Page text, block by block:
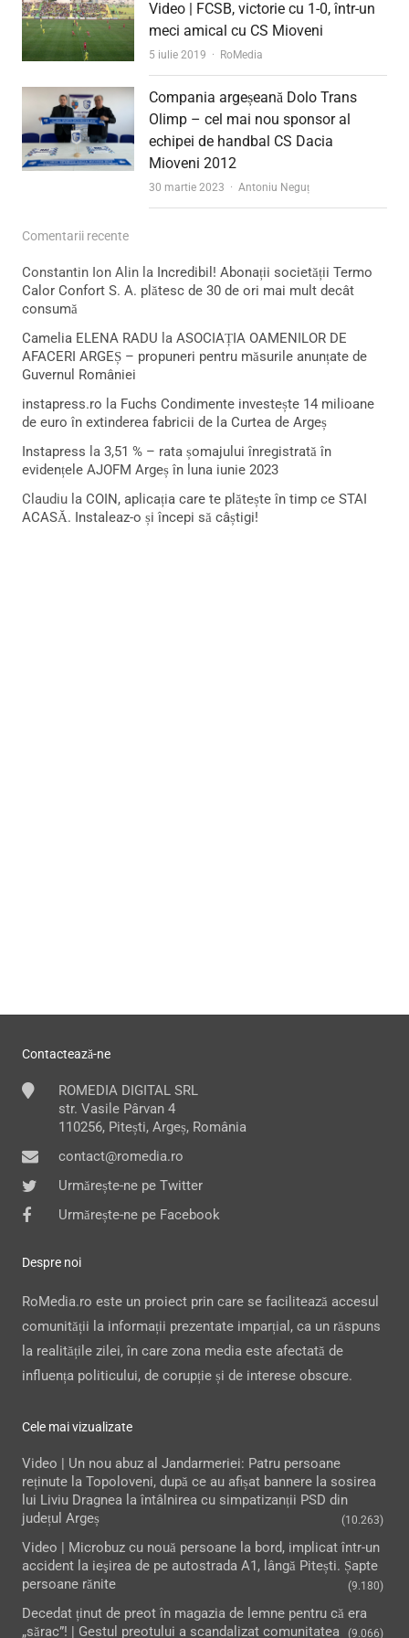
Video | FCSB, victorie cu 1-0, într-un
meci amical cu CS Mioveni
5 iulie 2019 Author
RoMedia
Compania argeșeană Dolo Trans
Olimp – cel mai nou sponsor al
echipei de handbal CS Dacia
Mioveni 2012
30 martie 2023 Author
Antoniu Neguț
Comentarii recente
Constantin Ion Alin la Incredibil! Abonații societății Termo
Calor Confort S. A. plătesc de 30 de ori mai mult decât
consumă
Camelia ELENA RADU la ASOCIAȚIA OAMENILOR DE
AFACERI ARGEȘ – propuneri pentru măsurile anunțate de
Guvernul României
instapress.ro la Fuchs Condimente investește 14 milioane
de euro în extinderea fabricii de la Curtea de Argeș
Instapress la 3,51 % – rata șomajului înregistrată în
evidențele AJOFM Argeș în luna iunie 2023
Claudiu la COIN, aplicația care te plătește în timp ce STAI
ACASĂ. Instaleaz-o și începi să câștigi!
Contactează-ne
ROMEDIA DIGITAL SRL
str. Vasile Pârvan 4
110256, Pitești, Argeș, România
contact@romedia.ro
Urmărește-ne pe Twitter
Urmărește-ne pe Facebook
Despre noi
RoMedia.ro este un proiect prin care se facilitează accesul
comunității la informații prezentate imparțial, ca un răspuns
la realitățile zilei, în care zona media este afectată de
influența politicului, de corupție și de interese obscure.
Cele mai vizualizate
Video | Un nou abuz al Jandarmeriei: Patru persoane
reținute la Topoloveni, după ce au afișat bannere la sosirea
lui Liviu Dragnea la întâlnirea cu simpatizanții PSD din
județul Argeș
(10.263)
Video | Microbuz cu nouă persoane la bord, implicat într-un
accident la ieşirea de pe autostrada A1, lângă Pitești. Șapte
persoane rănite
(9.180)
Decedat ținut de preot în magazia de lemne pentru că era
„sărac”! | Gestul preotului a scandalizat comunitatea
(9.066)